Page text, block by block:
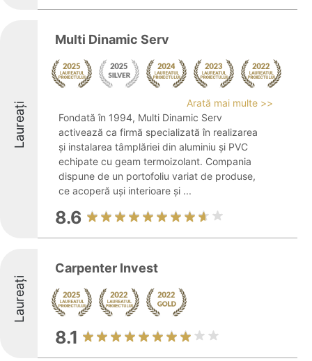
Laureați
Multi Dinamic Serv
Arată mai multe >>
Fondată în 1994, Multi Dinamic Serv
activează ca firmă specializată în realizarea
și instalarea tâmplăriei din aluminiu și PVC
echipate cu geam termoizolant. Compania
dispune de un portofoliu variat de produse,
ce acoperă uși interioare și ...
8.6
Laureați
Carpenter Invest
8.1